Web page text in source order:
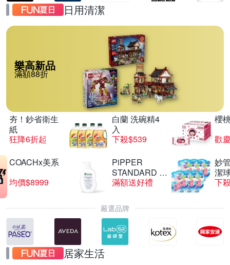
日用清潔
樂高新品
滿額88折
夯！鈔省衛生
紙
狂降6折起
白蘭 洗碗精4
入
下殺$539
櫻
歡
COACHx美系
均價$8999
PiPPER
STANDARD 沛
柏
滿額送好禮
妙
潔
下
嚴選品牌
居家生活